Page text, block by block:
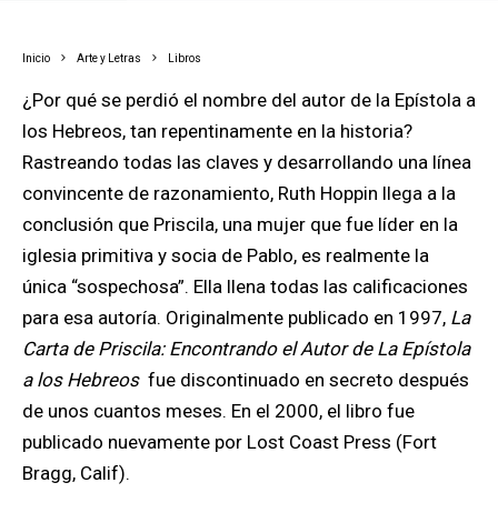
Inicio Arte y Letras Libros
¿Por qué se perdió el nombre del autor de la Epístola a
los Hebreos, tan repentinamente en la historia?
Rastreando todas las claves y desarrollando una línea
convincente de razonamiento, Ruth Hoppin llega a la
conclusión que Priscila, una mujer que fue líder en la
iglesia primitiva y socia de Pablo, es realmente la
única “sospechosa”. Ella llena todas las calificaciones
para esa autoría. Originalmente publicado en 1997, La
Carta de Priscila: Encontrando el Autor de La Epístola
a los Hebreosfue discontinuado en secreto después
de unos cuantos meses. En el 2000, el libro fue
publicado nuevamente por Lost Coast Press (Fort
Bragg, Calif).